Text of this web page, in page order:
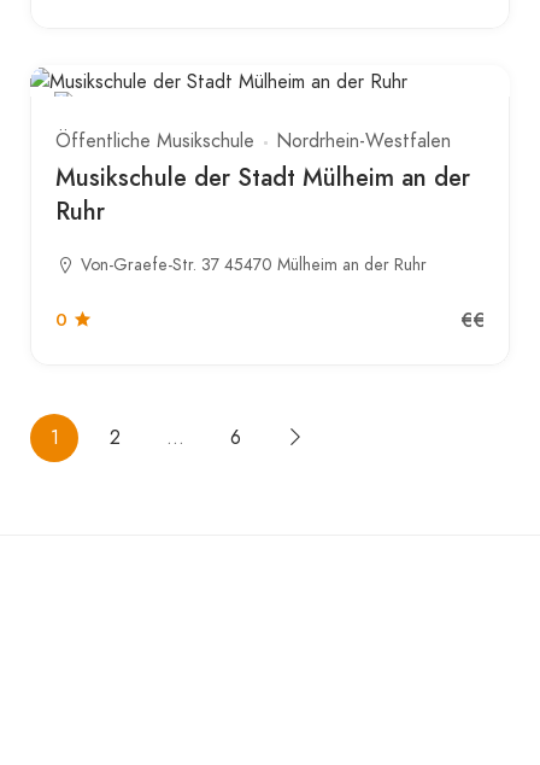
Öffentliche Musikschule Nordrhein-Westfalen
Musikschule der Stadt Mülheim an der
Ruhr
Von-Graefe-Str. 37 45470 Mülheim an der Ruhr
0 €€
1 2 … 6